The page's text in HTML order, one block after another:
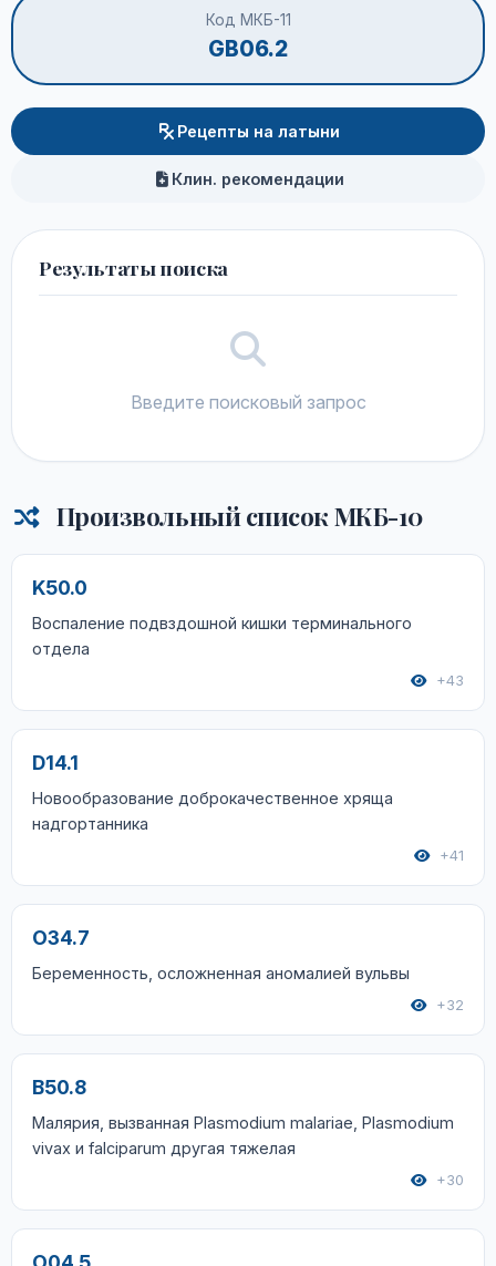
Код МКБ-11
GB06.2
Рецепты на латыни
Клин. рекомендации
Результаты поиска
Введите поисковый запрос
Произвольный список МКБ-10
K50.0
Воспаление подвздошной кишки терминального
отдела
+43
D14.1
Новообразование доброкачественное хряща
надгортанника
+41
O34.7
Беременность, осложненная аномалией вульвы
+32
B50.8
Малярия, вызванная Plasmodium malariae, Plasmodium
vivax и falciparum другая тяжелая
+30